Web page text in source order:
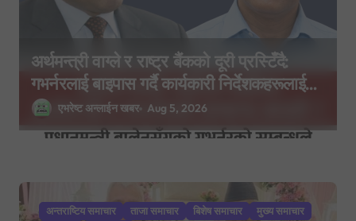
अर्थमन्त्री वाग्ले र राष्ट्र बैंकको दूरी प्रस्टिँदै:
गभर्नरलाई बाइपास गर्दै कार्यकारी निर्देशकहरूलाई
मन्त्रालय बोलाइयो
एभरेष्ट अन्लाईन खबर Aug 5, 2026
अन्तराष्टिय समाचार ताजा समाचार बिशेष समाचार मुख्य समाचार